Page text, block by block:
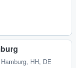
Hamburg, HH, DE